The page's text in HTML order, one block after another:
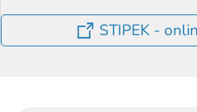
STIPEK -